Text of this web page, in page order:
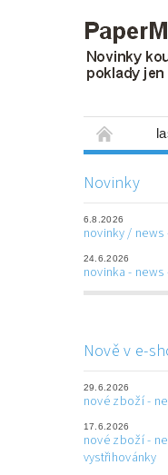
laserem
Napište
Novinky
6.8.2026
novinky / news
24.6.2026
novinka - news
Nově v e-
29.6.2026
nové zboží -
17.6.2026
nové zboží -
vystřihovánky